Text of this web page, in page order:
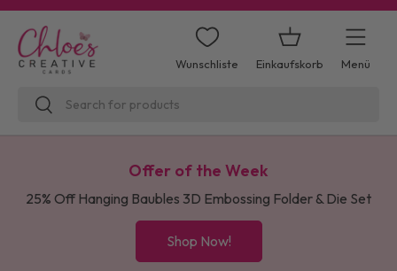
Direkt zum Inhalt
Suchen
Suchen
Wunschliste Einkaufskorb Menü
Offer of the Week
25% Off Hanging Baubles 3D Embossing Folder & Die Set
Shop Now!